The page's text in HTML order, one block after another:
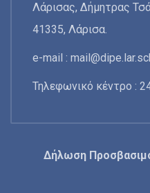
Λάρισας, Δήμητρας
41335, Λάρισα.
e-mail :
Τηλεφωνικό κέντρο :
Δήλωση